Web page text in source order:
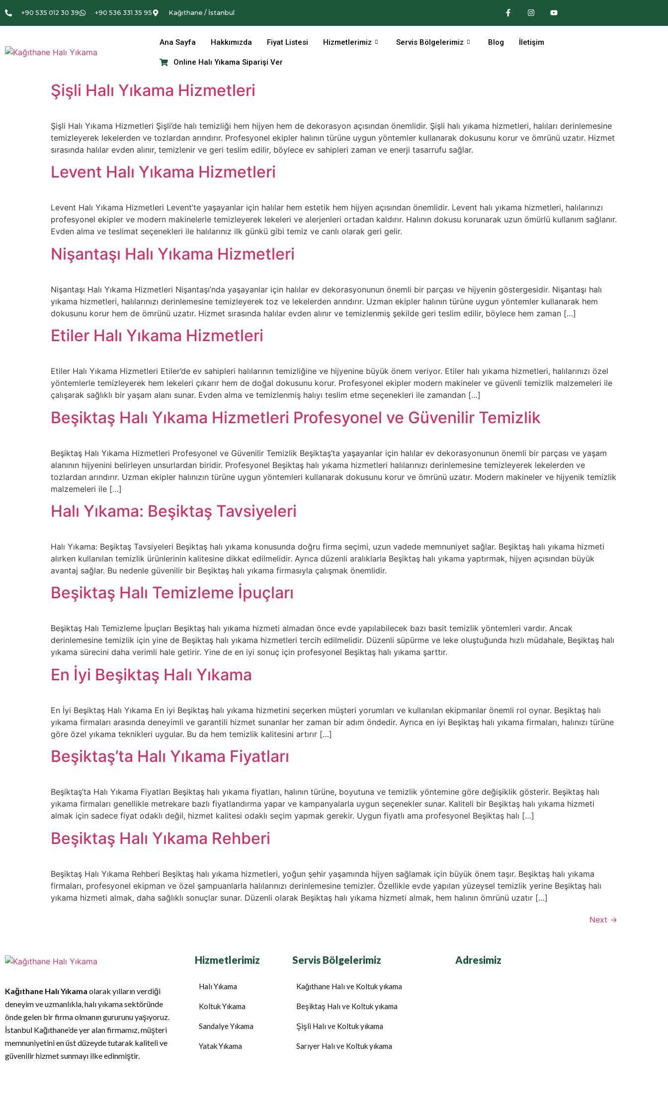
+90 535 012 30 39 +90 536 331 35 95 Kağıthane / İstanbul
Ana Sayfa Hakkımızda Fiyat Listesi Hizmetlerimiz Servis Bölgelerimiz Blog İletişim
Online Halı Yıkama Siparişi Ver
Şişli Halı Yıkama Hizmetleri
Şişli Halı Yıkama Hizmetleri Şişli’de halı temizliği hem hijyen hem de dekorasyon açısından önemlidir. Şişli halı yıkama hizmetleri, halıları derinlemesine
temizleyerek lekelerden ve tozlardan arındırır. Profesyonel ekipler halının türüne uygun yöntemler kullanarak dokusunu korur ve ömrünü uzatır. Hizmet
sırasında halılar evden alınır, temizlenir ve geri teslim edilir, böylece ev sahipleri zaman ve enerji tasarrufu sağlar.
Levent Halı Yıkama Hizmetleri
Levent Halı Yıkama Hizmetleri Levent’te yaşayanlar için halılar hem estetik hem hijyen açısından önemlidir. Levent halı yıkama hizmetleri, halılarınızı
profesyonel ekipler ve modern makinelerle temizleyerek lekeleri ve alerjenleri ortadan kaldırır. Halının dokusu korunarak uzun ömürlü kullanım sağlanır.
Evden alma ve teslimat seçenekleri ile halılarınız ilk günkü gibi temiz ve canlı olarak geri gelir.
Nişantaşı Halı Yıkama Hizmetleri
Nişantaşı Halı Yıkama Hizmetleri Nişantaşı’nda yaşayanlar için halılar ev dekorasyonunun önemli bir parçası ve hijyenin göstergesidir. Nişantaşı halı
yıkama hizmetleri, halılarınızı derinlemesine temizleyerek toz ve lekelerden arındırır. Uzman ekipler halının türüne uygun yöntemler kullanarak hem
dokusunu korur hem de ömrünü uzatır. Hizmet sırasında halılar evden alınır ve temizlenmiş şekilde geri teslim edilir, böylece hem zaman […]
Etiler Halı Yıkama Hizmetleri
Etiler Halı Yıkama Hizmetleri Etiler’de ev sahipleri halılarının temizliğine ve hijyenine büyük önem veriyor. Etiler halı yıkama hizmetleri, halılarınızı özel
yöntemlerle temizleyerek hem lekeleri çıkarır hem de doğal dokusunu korur. Profesyonel ekipler modern makineler ve güvenli temizlik malzemeleri ile
çalışarak sağlıklı bir yaşam alanı sunar. Evden alma ve temizlenmiş halıyı teslim etme seçenekleri ile zamandan […]
Beşiktaş Halı Yıkama Hizmetleri Profesyonel ve Güvenilir Temizlik
Beşiktaş Halı Yıkama Hizmetleri Profesyonel ve Güvenilir Temizlik Beşiktaş’ta yaşayanlar için halılar ev dekorasyonunun önemli bir parçası ve yaşam
alanının hijyenini belirleyen unsurlardan biridir. Profesyonel Beşiktaş halı yıkama hizmetleri halılarınızı derinlemesine temizleyerek lekelerden ve
tozlardan arındırır. Uzman ekipler halınızın türüne uygun yöntemleri kullanarak dokusunu korur ve ömrünü uzatır. Modern makineler ve hijyenik temizlik
malzemeleri ile […]
Halı Yıkama: Beşiktaş Tavsiyeleri
Halı Yıkama: Beşiktaş Tavsiyeleri Beşiktaş halı yıkama konusunda doğru firma seçimi, uzun vadede memnuniyet sağlar. Beşiktaş halı yıkama hizmeti
alırken kullanılan temizlik ürünlerinin kalitesine dikkat edilmelidir. Ayrıca düzenli aralıklarla Beşiktaş halı yıkama yaptırmak, hijyen açısından büyük
avantaj sağlar. Bu nedenle güvenilir bir Beşiktaş halı yıkama firmasıyla çalışmak önemlidir.
Beşiktaş Halı Temizleme İpuçları
Beşiktaş Halı Temizleme İpuçları Beşiktaş halı yıkama hizmeti almadan önce evde yapılabilecek bazı basit temizlik yöntemleri vardır. Ancak
derinlemesine temizlik için yine de Beşiktaş halı yıkama hizmetleri tercih edilmelidir. Düzenli süpürme ve leke oluştuğunda hızlı müdahale, Beşiktaş halı
yıkama sürecini daha verimli hale getirir. Yine de en iyi sonuç için profesyonel Beşiktaş halı yıkama şarttır.
En İyi Beşiktaş Halı Yıkama
En İyi Beşiktaş Halı Yıkama En iyi Beşiktaş halı yıkama hizmetini seçerken müşteri yorumları ve kullanılan ekipmanlar önemli rol oynar. Beşiktaş halı
yıkama firmaları arasında deneyimli ve garantili hizmet sunanlar her zaman bir adım öndedir. Ayrıca en iyi Beşiktaş halı yıkama firmaları, halınızı türüne
göre özel yıkama teknikleri uygular. Bu da hem temizlik kalitesini artırır […]
Beşiktaş’ta Halı Yıkama Fiyatları
Beşiktaş’ta Halı Yıkama Fiyatları Beşiktaş halı yıkama fiyatları, halının türüne, boyutuna ve temizlik yöntemine göre değişiklik gösterir. Beşiktaş halı
yıkama firmaları genellikle metrekare bazlı fiyatlandırma yapar ve kampanyalarla uygun seçenekler sunar. Kaliteli bir Beşiktaş halı yıkama hizmeti
almak için sadece fiyat odaklı değil, hizmet kalitesi odaklı seçim yapmak gerekir. Uygun fiyatlı ama profesyonel Beşiktaş halı […]
Beşiktaş Halı Yıkama Rehberi
Beşiktaş Halı Yıkama Rehberi Beşiktaş halı yıkama hizmetleri, yoğun şehir yaşamında hijyen sağlamak için büyük önem taşır. Beşiktaş halı yıkama
firmaları, profesyonel ekipman ve özel şampuanlarla halılarınızı derinlemesine temizler. Özellikle evde yapılan yüzeysel temizlik yerine Beşiktaş halı
yıkama hizmeti almak, daha sağlıklı sonuçlar sunar. Düzenli olarak Beşiktaş halı yıkama hizmeti almak, hem halının ömrünü uzatır […]
Next →
Kağıthane Halı Yıkama olarak yılların verdiği
deneyim ve uzmanlıkla, halı yıkama sektöründe
önde gelen bir firma olmanın gururunu yaşıyoruz.
İstanbul Kağıthane’de yer alan firmamız, müşteri
memnuniyetini en üst düzeyde tutarak kaliteli ve
güvenilir hizmet sunmayı ilke edinmiştir.
Hizmetlerimiz
Halı Yıkama
Koltuk Yıkama
Sandalye Yıkama
Yatak Yıkama
Servis Bölgelerimiz
Kağıthane Halı ve Koltuk yıkama
Beşiktaş Halı ve Koltuk yıkama
Şişli Halı ve Koltuk yıkama
Sarıyer Halı ve Koltuk yıkama
Adresimiz